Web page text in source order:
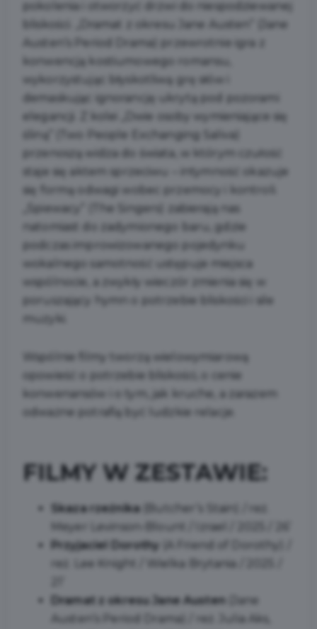
pokolenia i otworzyć drzwi do niespodziewanej
bliskości. „Dramat z okresu Jane Austen” (Jane
Austen’s Period Drama) przewrotnie igra z
konwencją kostiumowego romansu,
wykorzystując błyskotliwą grę słów i
demaskując ignorancję ukrytą pod pozorami
elegancji. Z kolei „Dwie osoby wymieniające się
śliną” (Two People Exchanging Saliva)
przenoszą widza do świata, w którym czułość
staje się aktem sprzeciwu – intymność okazuje
się formą odwagi wobec przemocy i kontroli.
„Śpiewacy” (The Singers) zabierają nas
natomiast do zadymionego baru, gdzie
podczas improwizowanego pojedynku
wokalnego samotność ustępuje miejsca
wspólnocie, a zwykły wieczór zmienia się w
poruszający hymn o potrzebie bliskości i sile
Wspólnie filmy tworzą wielowymiarową
opowieść o potrzebie bliskości, o cenie
konwenansów i o tym, jak kruche, a zarazem
odważne potrafią być ludzkie relacje.
FILMY W ZESTAWIE:
Skaza rzeźnika(Butcher’s Stain) / reż.
Meyer Levinson-Blount / Izrael / 2025 / 26’
Przyjaciel Dorothy (A Friend of Dorothy) /
reż. Lee Knight / Wielka Brytania / 2025 /
Dramat z okresu Jane Austen (Jane
Austen’s Period Drama) / reż. Julia Aks,